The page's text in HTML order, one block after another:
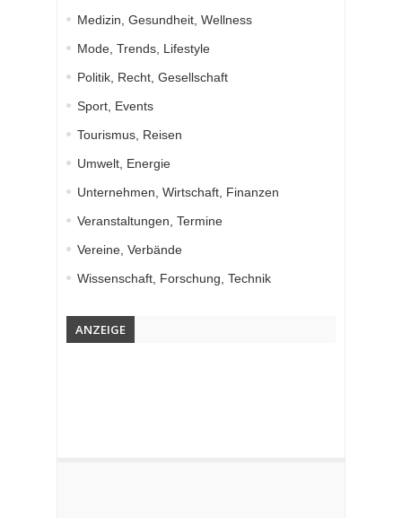
Medizin, Gesundheit, Wellness
Mode, Trends, Lifestyle
Politik, Recht, Gesellschaft
Sport, Events
Tourismus, Reisen
Umwelt, Energie
Unternehmen, Wirtschaft, Finanzen
Veranstaltungen, Termine
Vereine, Verbände
Wissenschaft, Forschung, Technik
ANZEIGE